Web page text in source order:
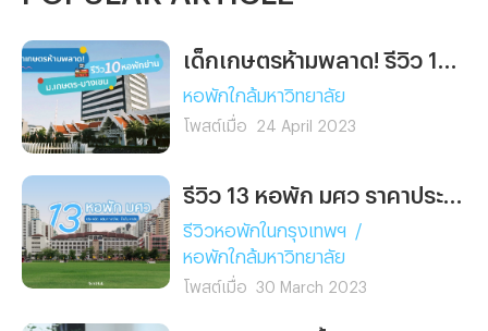
สำหรับคุณได้ที่นี่
หอพักใกล้มหาวิทยาลัย
โพสต์เมื่อ 24 April 2023
รีวิวหอพักในกรุงเทพฯ
/
หอพักใกล้มหาวิทยาลัย
โพสต์เมื่อ 30 March 2023